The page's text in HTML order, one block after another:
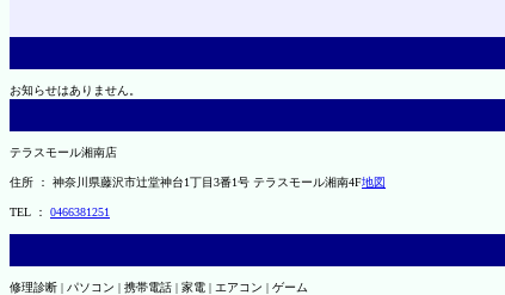
お知らせはありません。
テラスモール湘南店
住所 ： 神奈川県藤沢市辻堂神台1丁目3番1号 テラスモール湘南4F地図
TEL ： 0466381251
修理診断 | パソコン | 携帯電話 | 家電 | エアコン | ゲーム